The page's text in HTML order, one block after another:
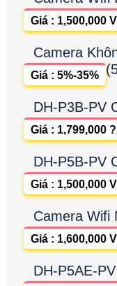
Giá : 1,500,000
Camera
Giá : 5%-35%
DH-P3B-PV
Giá : 1,799,000 ?
DH-P5B-PV
Giá : 1,500,000
Camera Wifi
Giá : 1,600,000
DH-P5AE-